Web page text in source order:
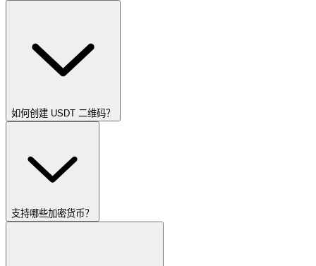
如何创建 USDT 二维码？
支持哪些加密货币？